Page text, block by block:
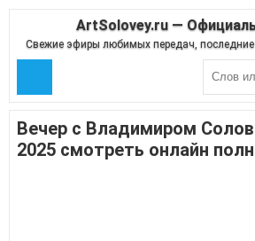
ArtSolovey.ru —
Свежие эфиры любимых передач,
Вечер с Владимиром
2025 смотреть онлайн